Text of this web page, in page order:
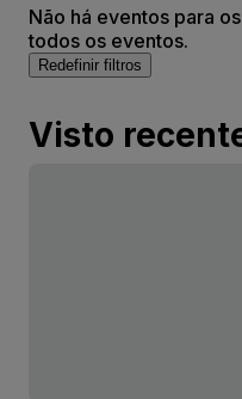
Não há eventos para
todos os eventos.
Redefinir filtros
Visto